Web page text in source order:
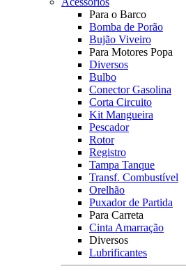
Para o Barco
Bomba de Porão
Bujão Viveiro
Para Motores Popa
Diversos
Bulbo
Conector Gasolina
Corta Circuito
Kit Mangueira
Pescador
Rotor
Registro
Tampa Tanque
Transf. Combustível
Orelhão
Puxador de Partida
Para Carreta
Cinta Amarração
Diversos
Lubrificantes